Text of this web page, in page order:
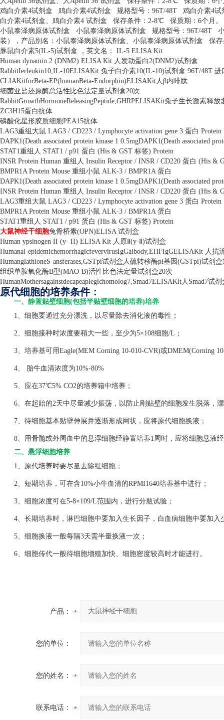
鸡白介素4试剂盒 鸡白介素4试剂盒 规格型号： 96T/48T 鸡白介素4试
白介素4试剂盒、鸡白介素4 试剂盒 保存条件： 2-8℃ 保质期： 6个月。
小鼠泰泽病原体试剂盒
小鼠泰泽病原体试剂盒 规格型号： 96T/48T
装），产品别名：小鼠泰泽病原体试剂盒、小鼠泰泽病原体试剂盒
保
豚鼠白介素5(IL-5)试剂盒 ，英文名：
IL-5 ELISA Kit
Human dynamin 2 (DNM2) ELISA Kit 人发动蛋白2(DNM2)试剂盒
RabbitIerleukin10,IL-10ELISAKit 兔子白介素10(IL-10)试剂盒 96T/48T 进
CLIAKitforBeta-EP(humanBeta-Endorphin)ELISAKit人β内啡肽
细菌亚盐还原酶总活性比色法定量试剂盒20次
RabbitGrowthHormoneReleasingPeptide,GHRPELISAKit兔子生长激素释放
ZC3H15蛋白抗体
磷酸化星形胶质细胞PEA15抗体
LAG3重组大鼠 LAG3 / CD223 / Lymphocyte activation gene 3 蛋白 Protein
DAPK1(Death associated protein kinase 1 0.5mgDAPK1(Death associated
STAT1重组人 STAT1 / p91 蛋白 (His & GST 标签) Protein
INSR Protein Human 重组人 Insulin Receptor / INSR / CD220 蛋白 (His &
BMPR1A Protein Mouse 重组小鼠 ALK-3 / BMPR1A 蛋白
DAPK1(Death associated protein kinase 1 0.5mgDAPK1(Death associated
INSR Protein Human 重组人 Insulin Receptor / INSR / CD220 蛋白 (His &
LAG3重组大鼠 LAG3 / CD223 / Lymphocyte activation gene 3 蛋白 Protein
BMPR1A Protein Mouse 重组小鼠 ALK-3 / BMPR1A 蛋白
STAT1重组人 STAT1 / p91 蛋白 (His & GST 标签) Protein
大鼠神经干细胞兔骨桥素(OPN)ELISA 试剂盒
Human ypsinogen II (y- II) ELISA Kit 人原Ⅱ (y- )试剂盒
Humanai-epidemichemorrhagicfevervirusIgGaibody,EHFIgGELISAKit 人抗
HumanglathioneS-ansferases,GSTpi试剂盒人硫转移酶pi基因(GSTpi)试剂
组织单胺氧化酶B型(MAO-B)活性比色法定量试剂盒20次
HumanMothersagainstdecapeaplegichomolog7,Smad7ELISAKit人 Smad7试剂
原代细胞的培养条件：
一、静置贴壁细胞(包括半贴壁细胞的培养)培养
1、细胞要通过充分漂洗，以尽量除去消化液的毒性；
2、细胞接种时浓度要稍大一些，至少为5×108细胞/L；
3、培养基可用Eagle(MEM Corning 10-010-CVR)或DMEM(Corning
4、 胎牛血清浓度为10%-80%
5、应在37℃5% CO2的培养箱中培养；
6、在起始的2天中尽量减少振荡，以防止刚贴壁的细胞发生脱落，
7、待细胞基本贴壁伸展并逐渐形成网状，应将原代细胞换液；
8、用骨髓或外周血中的悬浮细胞经静置培养1周时，应将细胞悬液
二、悬浮细胞培养
1、原代培养时要尽量去除红细胞；
2、短期培养，可在含10%小牛血清的RPMI1640培养基中进行；
3、细胞浓度可在5-8×109/L范围内，进行分瓶试验；
4、长期培养时，淋巴细胞中要加入生长因子，白血病细胞中要加入
5、细胞换液一般每隔3天需半量换液一次；
6、细胞传代一般待细胞增殖加快、细胞密度较高时才能进行。
产品：
您的单位：
您的姓名：
联系电话：